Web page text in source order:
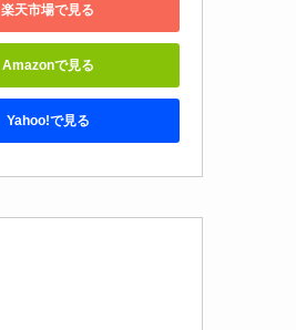
楽天市場で見る
Amazonで見る
Yahoo!で見る